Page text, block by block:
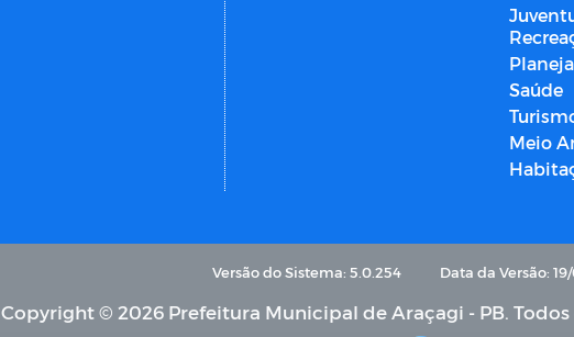
Saúde
Meio
Versão do Sistema: 5.0.254 Data da Versão:
Copyright © 2026 Prefeitura Municipal de Araçagi - PB.